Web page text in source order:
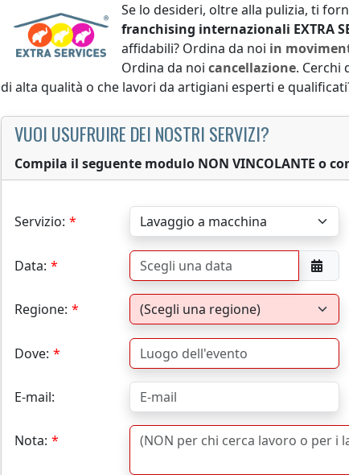
Se lo desideri, oltre alla pulizia, ti
franchising internazionali EXTRA
affidabili? Ordina da noi in
Ordina da noi cancellazione. Cerchi
di alta qualità o che lavori da artigiani esperti e
VUOI USUFRUIRE DEI NOSTRI SERVIZI?
Compila il seguente modulo NON VINCOLANTE o
Servizio:
Data:
Regione:
Dove:
E-mail:
Nota: